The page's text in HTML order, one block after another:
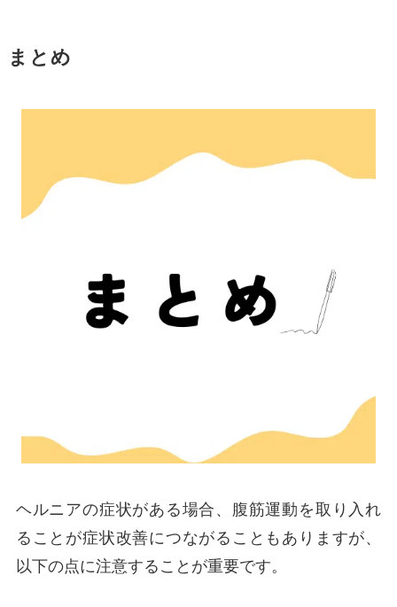
まとめ
ヘルニアの症状がある場合、腹筋運動を取り入れ
ることが症状改善につながることもありますが、
以下の点に注意することが重要です。